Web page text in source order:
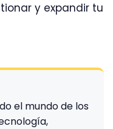
y expandir tu
el mundo de los